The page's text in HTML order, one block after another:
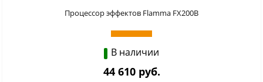
Процессор эффектов Flamma FX200B
В наличии
44 610 руб.